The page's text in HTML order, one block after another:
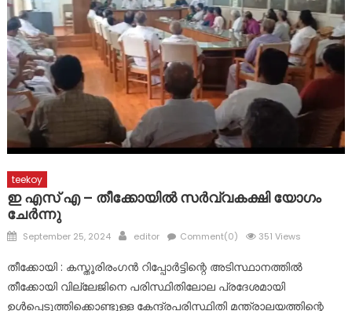
പ്രളയത്തിൽ നാശനഷ്ടങ്ങൾ നേരിട്ട വ്യാപാരികൾക്ക്
സാമ്പത്തിക സഹായ പാക്കേജ് സർക്കാർ തയ്യാറാക്കണം:
സി.പി. അബ്ദുലത്തീഫ്
കോട്ടയം ജില്ലയിലെ വിദ്യാഭ്യാസ സ്ഥാപനങ്ങൾക്ക് നാളെ
അവധി
teekoy
ഇ എസ് എ – തീക്കോയിൽ സർവ്വകക്ഷി യോഗം
ചേർന്നു
Posted
September 25, 2024 Author
editor Comment(0) 351 Views
തീക്കോയി : കസ്തൂരിരംഗൻ റിപ്പോർട്ടിന്റെ അടിസ്ഥാനത്തിൽ
തീക്കോയി വില്ലേജിനെ പരിസ്ഥിതിലോല പ്രദേശമായി
ഉൾപ്പെടുത്തിക്കൊണ്ടുള്ള കേന്ദ്രപരിസ്ഥിതി മന്ത്രാലയത്തിന്റെ